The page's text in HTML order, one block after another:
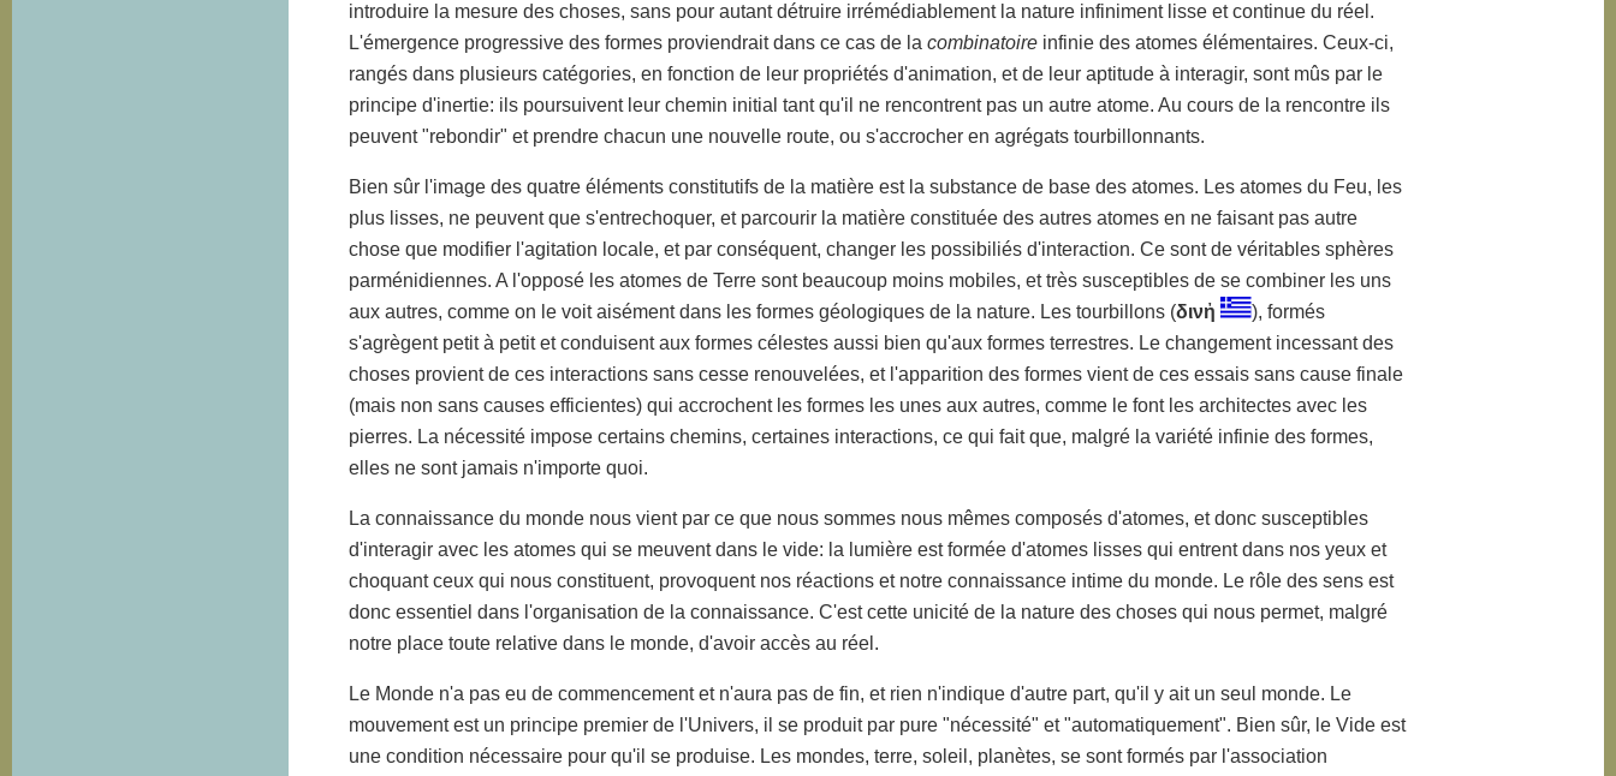
introduire la mesure des choses, sans pour autant détruire irrémédiablement la nature infiniment lisse et continue du réel.
L'émergence progressive des formes proviendrait dans ce cas de la combinatoire infinie des atomes élémentaires. Ceux-ci,
rangés dans plusieurs catégories, en fonction de leur propriétés d'animation, et de leur aptitude à interagir, sont mûs par le
principe d'inertie: ils poursuivent leur chemin initial tant qu'il ne rencontrent pas un autre atome. Au cours de la rencontre ils
peuvent "rebondir" et prendre chacun une nouvelle route, ou s'accrocher en agrégats tourbillonnants.
Bien sûr l'image des quatre éléments constitutifs de la matière est la substance de base des atomes. Les atomes du Feu, les
plus lisses, ne peuvent que s'entrechoquer, et parcourir la matière constituée des autres atomes en ne faisant pas autre
chose que modifier l'agitation locale, et par conséquent, changer les possibiliés d'interaction. Ce sont de véritables sphères
parménidiennes. A l'opposé les atomes de Terre sont beaucoup moins mobiles, et très susceptibles de se combiner les uns
aux autres, comme on le voit aisément dans les formes géologiques de la nature. Les tourbillons (δινἠ
), formés
s'agrègent petit à petit et conduisent aux formes célestes aussi bien qu'aux formes terrestres. Le changement incessant des
choses provient de ces interactions sans cesse renouvelées, et l'apparition des formes vient de ces essais sans cause finale
(mais non sans causes efficientes) qui accrochent les formes les unes aux autres, comme le font les architectes avec les
pierres. La nécessité impose certains chemins, certaines interactions, ce qui fait que, malgré la variété infinie des formes,
elles ne sont jamais n'importe quoi.
La connaissance du monde nous vient par ce que nous sommes nous mêmes composés d'atomes, et donc susceptibles
d'interagir avec les atomes qui se meuvent dans le vide: la lumière est formée d'atomes lisses qui entrent dans nos yeux et
choquant ceux qui nous constituent, provoquent nos réactions et notre connaissance intime du monde. Le rôle des sens est
donc essentiel dans l'organisation de la connaissance. C'est cette unicité de la nature des choses qui nous permet, malgré
notre place toute relative dans le monde, d'avoir accès au réel.
Le Monde n'a pas eu de commencement et n'aura pas de fin, et rien n'indique d'autre part, qu'il y ait un seul monde. Le
mouvement est un principe premier de l'Univers, il se produit par pure "nécessité" et "automatiquement". Bien sûr, le Vide est
une condition nécessaire pour qu'il se produise. Les mondes, terre, soleil, planètes, se sont formés par l'association